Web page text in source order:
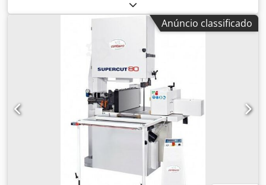
mínimo, espessura de 1,3 mm de corte Ideal para o corte
de materiais de madeira ou alternativos de secos e
molhados Superfície do fina camada pronto para colar sem
necessidade de processamento adicional etapas Controle
eletrônico de usuário amigável Duas velocidades
programáveis do tapete (0-30 m/min) para a melhor
qualidade de corte e para salvaguardar a vida da lâmina
Sensor óptico para começar a mudança de ciclo e a
velocidade de corte Mesa de chão "Flexam" cinto de
alimentação para o melhor desempenho 6 rolos tensor de
borracha ajustáveis em altura, para abertura/fecho para
garantir a melhor pressão pneumática na peça de trabalho
durante a alimentação e corte Oleo-pneumático de
tensionamento da lâmina para um melhor desempenho de
corte Superior e inferior ' Chaco ' guias da lâmina-que
Anúncio classificado